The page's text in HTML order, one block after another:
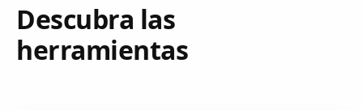
Descubra las
herramientas